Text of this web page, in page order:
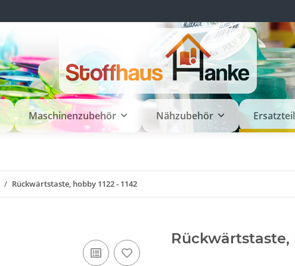
Maschinenzubehör Nähzubehör
Rückwärtstaste, hobby 1122 - 1142
Rückwärtstaste,